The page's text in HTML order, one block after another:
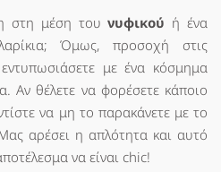
στη μέση τουνυφικού ή ένα
Όμως, προσοχή στις
με ένα κόσμημα
Αν θέλετε να φορέσετε κάποιο
να μη το παρακάνετε με το
αρέσει η απλότητα και αυτό
να είναι chic!